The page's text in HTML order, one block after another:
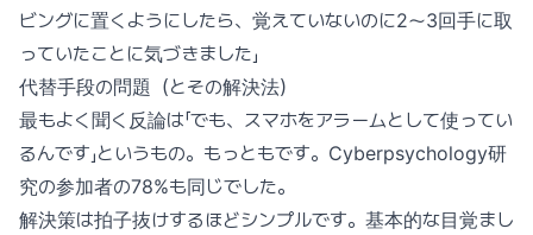
ビングに置くようにしたら、覚えていないのに2〜3回手に取
っていたことに気づきました」
代替手段の問題（とその解決法）
最もよく聞く反論は「でも、スマホをアラームとして使ってい
るんです」というもの。もっともです。Cyberpsychology研
究の参加者の78%も同じでした。
解決策は拍子抜けするほどシンプルです。基本的な目覚まし